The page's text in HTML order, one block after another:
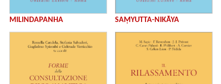
MILINDAPANHA SAṂYUTTA-NIKĀYA